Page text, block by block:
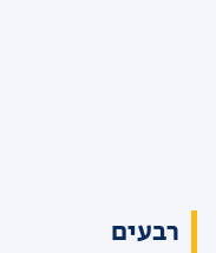
רבעים